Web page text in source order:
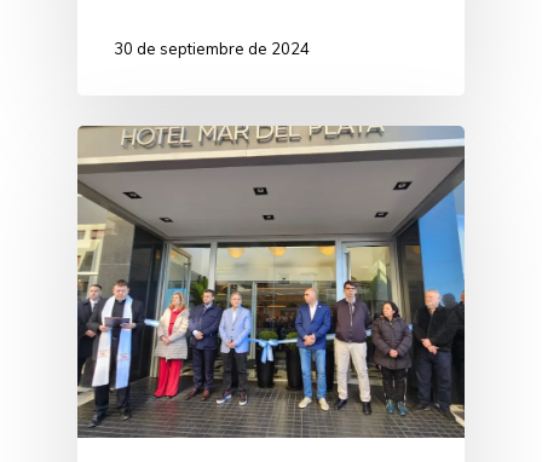
30 de septiembre de 2024